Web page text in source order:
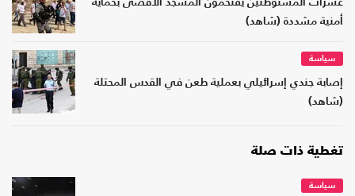
عشرات المستوطنين يقتحمون المسجد الأقصى بحماية
أمنية مشددة (شاهد)
سياسة
إصابة جندي إسرائيلي بعملية طعن في القدس المحتلة
(شاهد)
تغطية ذات صلة
سياسة